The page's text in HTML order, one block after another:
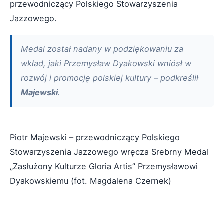
przewodniczący Polskiego Stowarzyszenia
Jazzowego.
Medal został nadany w podziękowaniu za
wkład, jaki Przemysław Dyakowski wniósł w
rozwój i promocję polskiej kultury – podkreślił
Majewski.
Piotr Majewski – przewodniczący Polskiego
Stowarzyszenia Jazzowego wręcza Srebrny Medal
„Zasłużony Kulturze Gloria Artis” Przemysławowi
Dyakowskiemu (fot. Magdalena Czernek)